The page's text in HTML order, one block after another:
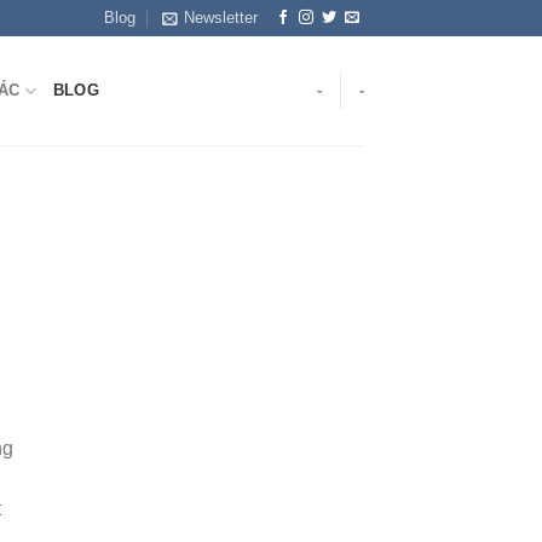
Blog Newsletter
BLOG - -